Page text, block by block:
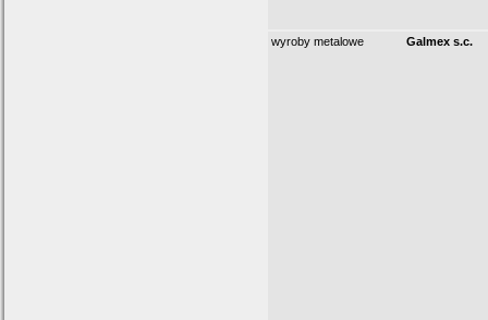
wyroby metalowe Galmex s.c.